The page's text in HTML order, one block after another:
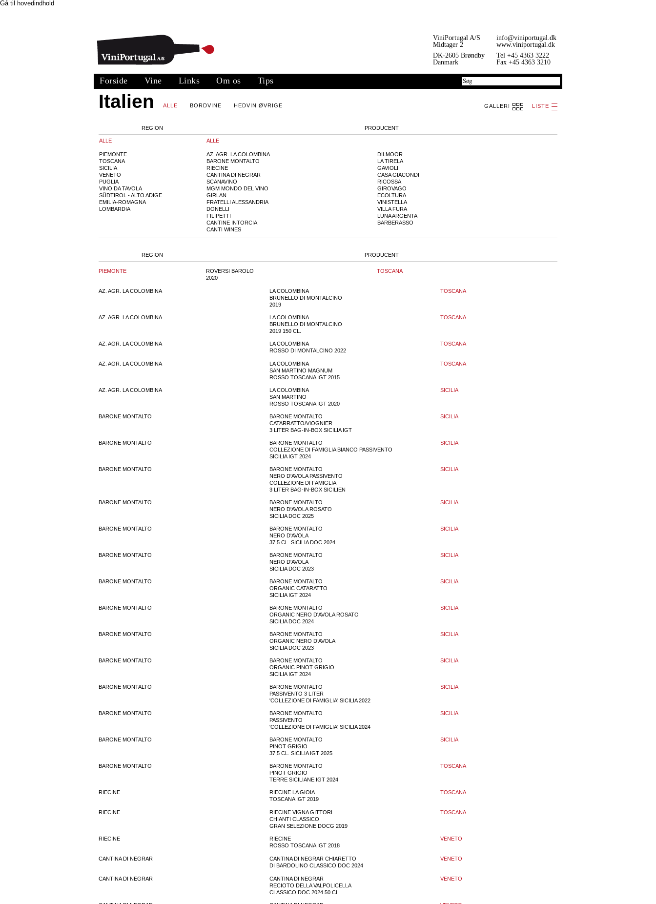
Gå til hovedindhold
ViniPortugal A/S
Midtager 2
DK-2605 Brøndby
Danmark
info@viniportugal.dk
www.viniportugal.dk
Tel +45 4363 3222
Fax +45 4363 3210
Forside Vine Links Om os Tips
Italien ALLE BORDVINE HEDVIN ØVRIGE GALLERI LISTE
REGION PRODUCENT
ALLE
PIEMONTE
TOSCANA
SICILIA
VENETO
PUGLIA
VINO DA TAVOLA
SÜDTIROL - ALTO ADIGE
EMILIA-ROMAGNA
LOMBARDIA
ALLE
AZ. AGR. LA COLOMBINA
BARONE MONTALTO
RIECINE
CANTINA DI NEGRAR
SCANAVINO
MGM MONDO DEL VINO
GIRLAN
FRATELLI ALESSANDRIA
DONELLI
FILIPETTI
CANTINE INTORCIA
CANTI WINES
DILMOOR
LA TIRELA
GAVIOLI
CASA GIACONDI
RICOSSA
GIROVAGO
ECOLTURA
VINISTELLA
VILLA FURA
LUNA ARGENTA
BARBERASSO
REGION PRODUCENT
PIEMONTE
ROVERSI BAROLO
2020
TOSCANA
AZ. AGR. LA COLOMBINA
LA COLOMBINA
BRUNELLO DI MONTALCINO
2019
TOSCANA
AZ. AGR. LA COLOMBINA
LA COLOMBINA
BRUNELLO DI MONTALCINO
2019 150 CL.
TOSCANA
AZ. AGR. LA COLOMBINA
LA COLOMBINA
ROSSO DI MONTALCINO 2022
TOSCANA
AZ. AGR. LA COLOMBINA
LA COLOMBINA
SAN MARTINO MAGNUM
ROSSO TOSCANA IGT 2015
TOSCANA
AZ. AGR. LA COLOMBINA
LA COLOMBINA
SAN MARTINO
ROSSO TOSCANA IGT 2020
SICILIA
BARONE MONTALTO
BARONE MONTALTO
CATARRATTO/VIOGNIER
3 LITER BAG-IN-BOX SICILIA IGT
SICILIA
BARONE MONTALTO
BARONE MONTALTO
COLLEZIONE DI FAMIGLIA BIANCO PASSIVENTO
SICILIA IGT 2024
SICILIA
BARONE MONTALTO
BARONE MONTALTO
NERO D'AVOLA PASSIVENTO
COLLEZIONE DI FAMIGLIA
3 LITER BAG-IN-BOX SICILIEN
SICILIA
BARONE MONTALTO
BARONE MONTALTO
NERO D'AVOLA ROSATO
SICILIA DOC 2025
SICILIA
BARONE MONTALTO
BARONE MONTALTO
NERO D'AVOLA
37,5 CL. SICILIA DOC 2024
SICILIA
BARONE MONTALTO
BARONE MONTALTO
NERO D'AVOLA
SICILIA DOC 2023
SICILIA
BARONE MONTALTO
BARONE MONTALTO
ORGANIC CATARATTO
SICILIA IGT 2024
SICILIA
BARONE MONTALTO
BARONE MONTALTO
ORGANIC NERO D'AVOLA ROSATO
SICILIA DOC 2024
SICILIA
BARONE MONTALTO
BARONE MONTALTO
ORGANIC NERO D’AVOLA
SICILIA DOC 2023
SICILIA
BARONE MONTALTO
BARONE MONTALTO
ORGANIC PINOT GRIGIO
SICILIA IGT 2024
SICILIA
BARONE MONTALTO
BARONE MONTALTO
PASSIVENTO 3 LITER
'COLLEZIONE DI FAMIGLIA' SICILIA 2022
SICILIA
BARONE MONTALTO
BARONE MONTALTO
PASSIVENTO
'COLLEZIONE DI FAMIGLIA' SICILIA 2024
SICILIA
BARONE MONTALTO
BARONE MONTALTO
PINOT GRIGIO
37,5 CL. SICILIA IGT 2025
SICILIA
BARONE MONTALTO
BARONE MONTALTO
PINOT GRIGIO
TERRE SICILIANE IGT 2024
TOSCANA
RIECINE
RIECINE LA GIOIA
TOSCANA IGT 2019
TOSCANA
RIECINE
RIECINE VIGNA GITTORI
CHIANTI CLASSICO
GRAN SELEZIONE DOCG 2019
TOSCANA
RIECINE
RIECINE
ROSSO TOSCANA IGT 2018
VENETO
CANTINA DI NEGRAR
CANTINA DI NEGRAR CHIARETTO
DI BARDOLINO CLASSICO DOC 2024
VENETO
CANTINA DI NEGRAR
CANTINA DI NEGRAR
RECIOTO DELLA VALPOLICELLA
CLASSICO DOC 2024 50 CL.
VENETO